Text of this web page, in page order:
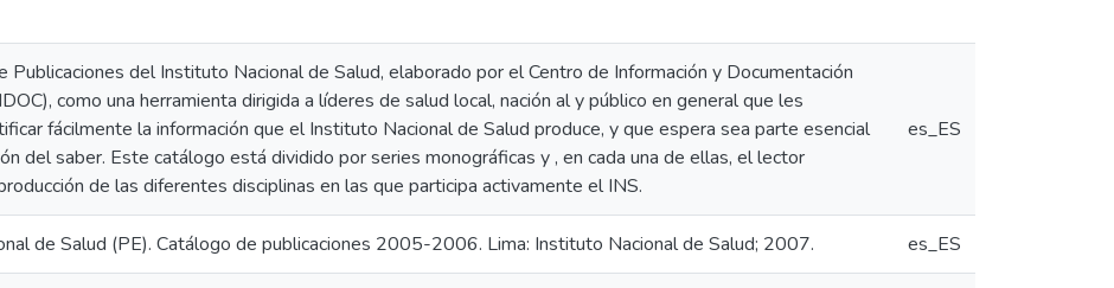
Publicaciones del Instituto Nacional de Salud, elaborado por el Centro de Información y Documentación
como una herramienta dirigida a líderes de salud local, nación al y público en general que les
fácilmente la información que el Instituto Nacional de Salud produce, y que espera sea parte esencial
del saber. Este catálogo está dividido por series monográficas y , en cada una de ellas, el lector
de las diferentes disciplinas en las que participa activamente el INS.
es_ES
de Salud (PE). Catálogo de publicaciones 2005-2006. Lima: Instituto Nacional de Salud; 2007. es_ES